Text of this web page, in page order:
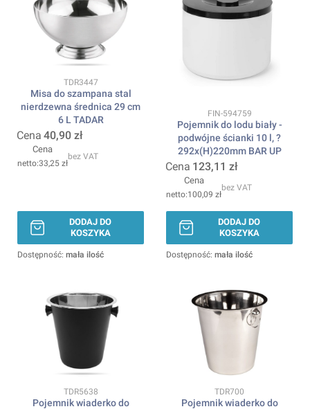
Kod produktu
TDR3447
Misa do szampana stal
nierdzewna średnica 29 cm
6 L TADAR
Cena 40,90 zł
Cena
33,25 zł
bez VAT
DODAJ DO
KOSZYKA
Dostępność: mała ilość
Kod produktu
FIN-594759
Pojemnik do lodu biały -
podwójne ścianki 10 l, ?
292x(H)220mm BAR UP
Cena 123,11 zł
Cena
100,09 zł
bez VAT
DODAJ DO
KOSZYKA
Dostępność: mała ilość
Kod produktu
TDR5638
Pojemnik wiaderko do
Kod produktu
TDR700
Pojemnik wiaderko do